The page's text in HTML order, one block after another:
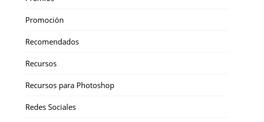
Promoción
Recomendados
Recursos
Recursos para Photoshop
Redes Sociales